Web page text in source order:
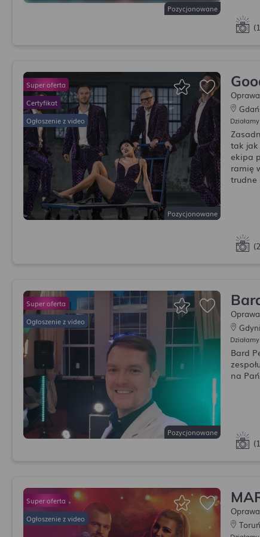
Pozycjonowane
Pozycjonowane
tak jak
ekipa
ramię
trudne
Pozycjonowane
Bard
na